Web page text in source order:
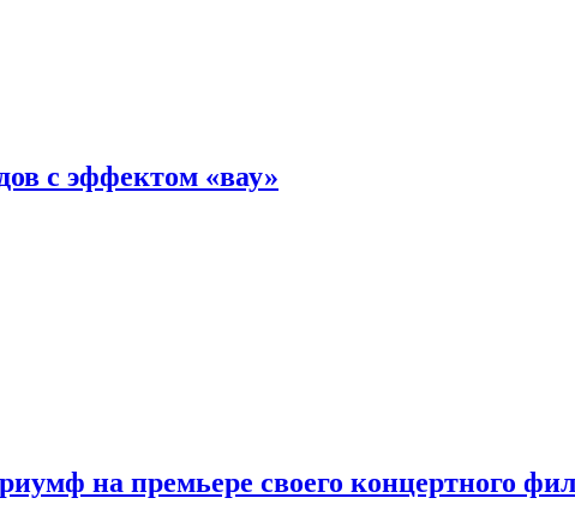
с эффектом «вау»
на премьере своего концертного